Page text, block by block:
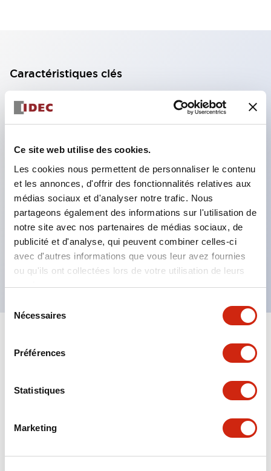
Ce site web utilise des cookies.
Les cookies nous permettent de personnaliser le contenu
et les annonces, d'offrir des fonctionnalités relatives aux
médias sociaux et d'analyser notre trafic. Nous
partageons également des informations sur l'utilisation de
notre site avec nos partenaires de médias sociaux, de
publicité et d'analyse, qui peuvent combiner celles-ci
avec d'autres informations que vous leur avez fournies
ou qu'ils ont collectées lors de votre utilisation de leurs
services.
Nécessaires
Préférences
Statistiques
Marketing
Caractéristiques clés
Bloc de contact à 2 étages avec 2 contacts,
permettant une configuration à 4 contacts
contact à 11 étages), 59,9 mm (*bloc de contact à
22 étages). Conception peu encombrante
possible.
Structure de sécurité de 3e génération :
déclenchement à 2 actions, garde intégrée,
structure de protection des doigts IP20.
Tout développer+
Functional Specifications